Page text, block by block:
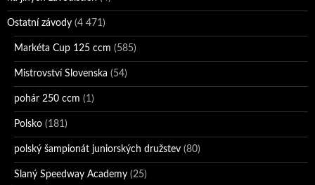
Ostatní závody (4 471)
Markéta Cup 125 ccm (585)
Mistrovství Slovenska (54)
pohár 250 ccm (1)
Polsko (181)
polský šampionát juniorských družstev (80)
Slaný Speedway Academy (25)